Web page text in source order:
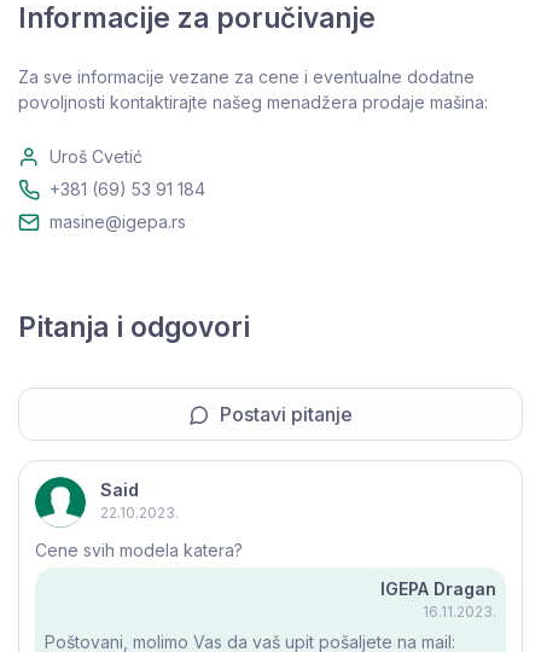
Informacije za poručivanje
Za sve informacije vezane za cene i eventualne dodatne
povoljnosti kontaktirajte našeg menadžera prodaje mašina:
Uroš Cvetić
+381 (69) 53 91 184
masine@igepa.rs
Pitanja i odgovori
Postavi pitanje
Said
22.10.2023.
Cene svih modela katera?
IGEPA Dragan
16.11.2023.
Poštovani, molimo Vas da vaš upit pošaljete na mail: